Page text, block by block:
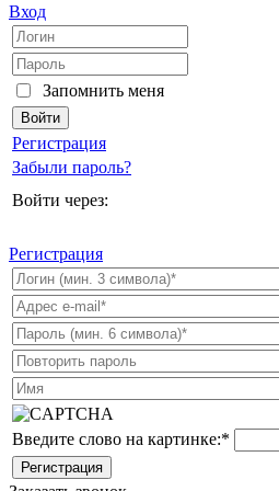
Вход
Запомнить меня
Регистрация
Забыли пароль?
Войти через:
Регистрация
Введите слово на картинке:*